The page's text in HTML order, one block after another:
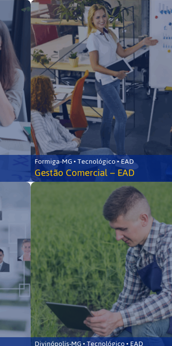
Formiga-MG • Tecnológico • EAD
Gestão Comercial – EAD